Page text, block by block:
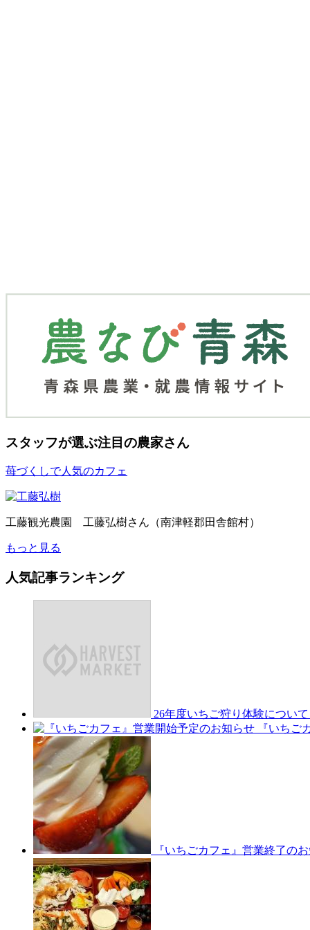
スタッフが選ぶ注目の農家さん
苺づくしで人気のカフェ
工藤観光農園 工藤弘樹さん（南津軽郡田舎館村）
もっと見る
人気記事ランキング
26年度いちご狩り体験について
『いちご
『いちごカフェ』営業終了の